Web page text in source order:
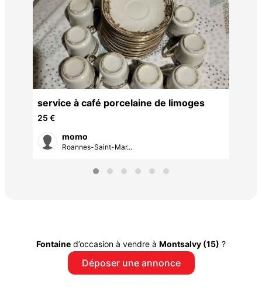
service à café porcelaine de limoges
25 €
momo
Roannes-Saint-Mar...
Fontaine d’occasion à vendre à Montsalvy (15) ?
Déposer une annonce